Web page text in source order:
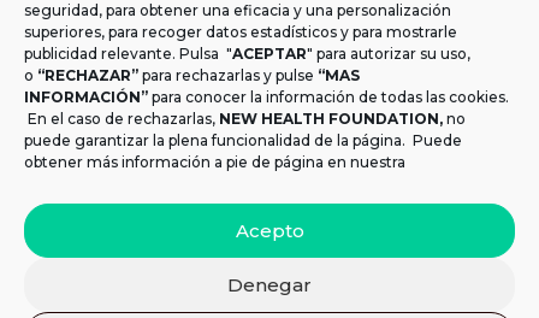
seguridad, para obtener una eficacia y una personalización
superiores, para recoger datos estadísticos y para mostrarle
publicidad relevante. Pulsa "ACEPTAR" para autorizar su uso,
o “RECHAZAR” para rechazarlas y pulse “MAS
INFORMACIÓN” para conocer la información de todas las cookies.
En el caso de rechazarlas, NEW HEALTH FOUNDATION, no
puede garantizar la plena funcionalidad de la página. Puede
obtener más información a pie de página en nuestra
Acepto
Denegar
T.+34 954 219 597
 Dónde estamos
Calle Monsalves 35 Local 2. 41001, Sevilla.
España
 Email
info@newhealthfoundation.org